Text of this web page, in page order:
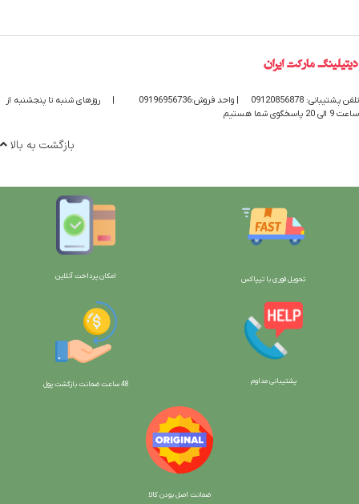
تلفن پشتیبانی: 09120856878 | واحد فروش:09196956736
روزهای شنبه تا پنجشنبه از
ساعت 9 الی 20 پاسخگوی شما هستیم
بازگشت به بالا
تحویل فوری با تیپاکس امکان پرداخت آنلاین
پشتیبانی مداوم 48 ساعت ضمانت بازگش ت پول
ضمانت اصل بودن کالا